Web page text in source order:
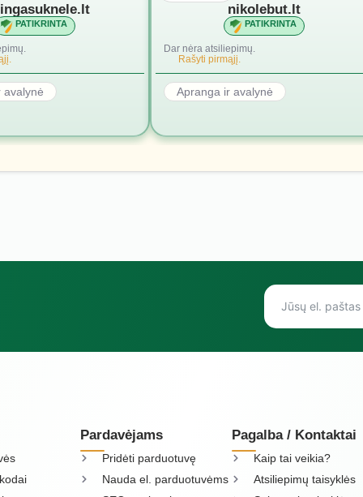
PATIKRINTA
avalynė
nikolebut.lt
PATIKRINTA
Dar nėra atsiliepimų.
Rašyti pirmąjį.
Apranga ir avalynė
Pardavėjams
Pridėti parduotuvę
Nauda el. parduotuvėms
Pagalba / Kontaktai
Kaip tai veikia?
Atsiliepimų taisyklės